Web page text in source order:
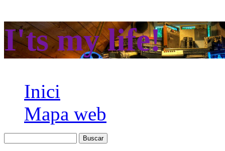
I'ts my life!
Inici
Mapa web